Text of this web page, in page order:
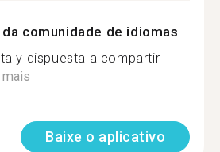
comunidade de idiomas
y dispuesta a compartir
mais
Baixe o aplicativo